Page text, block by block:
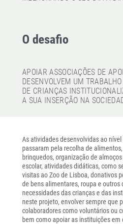
O desafio
APOIAR ASSOCIAÇÕES DE
DESENVOLVEM UM
DE CRIANÇAS
A SUA INSERÇÃO NA
As atividades desenvolvidas ao
passaram pela recolha de
brinquedos, organização de
escolar, atividades didáticas, como
visitas ao Zoo de Lisboa, donativos
de bens alimentares, roupa e outros
necessidades das crianças e das
neste projeto, envolver sempre que
colaboradores como voluntários ou
bem como apoiar as instituições